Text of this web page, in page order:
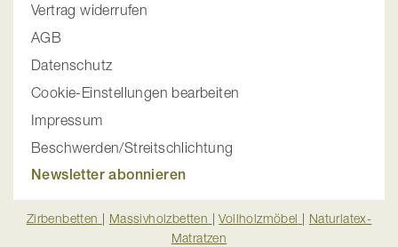
Vertrag widerrufen
AGB
Datenschutz
Cookie-Einstellungen bearbeiten
Impressum
Beschwerden/Streitschlichtung
Newsletter abonnieren
Zirbenbetten | Massivholzbetten |Vollholzmöbel | Naturlatex-
Matratzen